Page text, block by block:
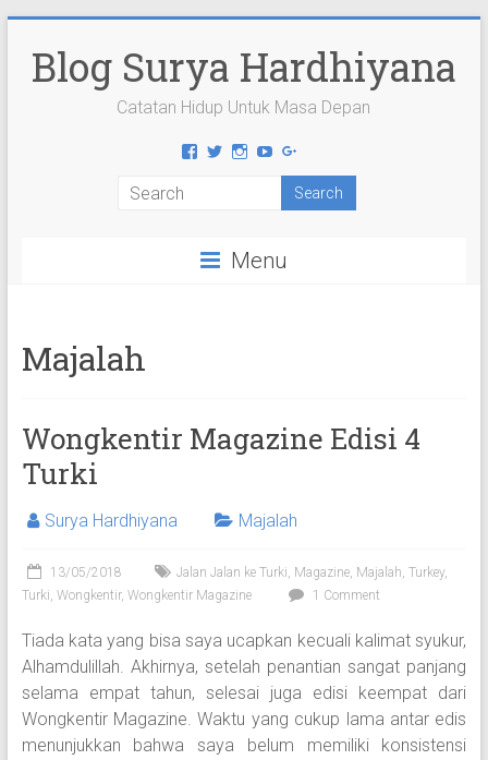
content
Blog Surya Hardhiyana
Catatan Hidup Untuk Masa Depan
ViewViewViewView
profileprofile
on
Menu
Majalah
Wongkentir Magazine Edisi 4
Turki
Surya Hardhiyana Majalah
13/05/2018 Jalan Jalan ke Turki, Magazine, Majalah, Turkey,
Turki, Wongkentir, Wongkentir Magazine 1 Comment
Tiada kata yang bisa saya ucapkan kecuali kalimat syukur,
Alhamdulillah. Akhirnya, setelah penantian sangat panjang
selama empat tahun, selesai juga edisi keempat dari
Wongkentir Magazine. Waktu yang cukup lama antar edis
menunjukkan bahwa saya belum memiliki konsistensi